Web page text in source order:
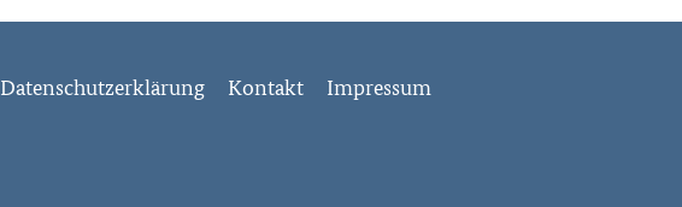
Datenschutzerklärung Kontakt Impressum